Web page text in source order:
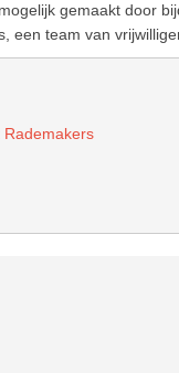
gemaakt door
een team van
Rademakers